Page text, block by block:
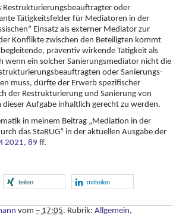
Restrukturierungsbeauftragter oder
Tätigkeitsfelder für Mediatoren in der
Einsatz als externer Mediator zur
Konflikte zwischen den Beteiligten kommt
präventiv wirkende Tätigkeit als
wenn ein solcher Sanierungsmediator nicht die
oder Sanierungs­
muss, dürfte der Erwerb spezifischer
der Restrukturierung und Sanierung von
Aufgabe inhaltlich gerecht zu werden.
in meinem Beitrag „Mediation in der
das StaRUG“ in der aktuellen Ausgabe der
2021, 89 ff.
teilen mitteilen
vom – 17:05. Rubrik: Allgemein,